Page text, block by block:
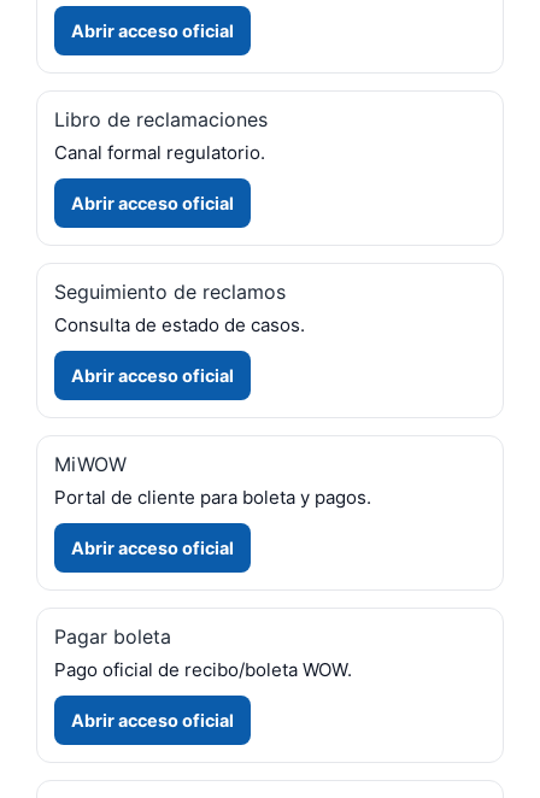
Abrir acceso oficial
Libro de reclamaciones
Canal formal regulatorio.
Abrir acceso oficial
Seguimiento de reclamos
Consulta de estado de casos.
Abrir acceso oficial
MiWOW
Portal de cliente para boleta y pagos.
Abrir acceso oficial
Pagar boleta
Pago oficial de recibo/boleta WOW.
Abrir acceso oficial